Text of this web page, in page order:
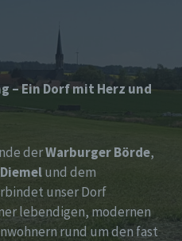
– Ein Dorf mit Herz und
derWarburger Börde,
Diemelund dem
unser Dorf
lebendigen, modernen
rund um den fast